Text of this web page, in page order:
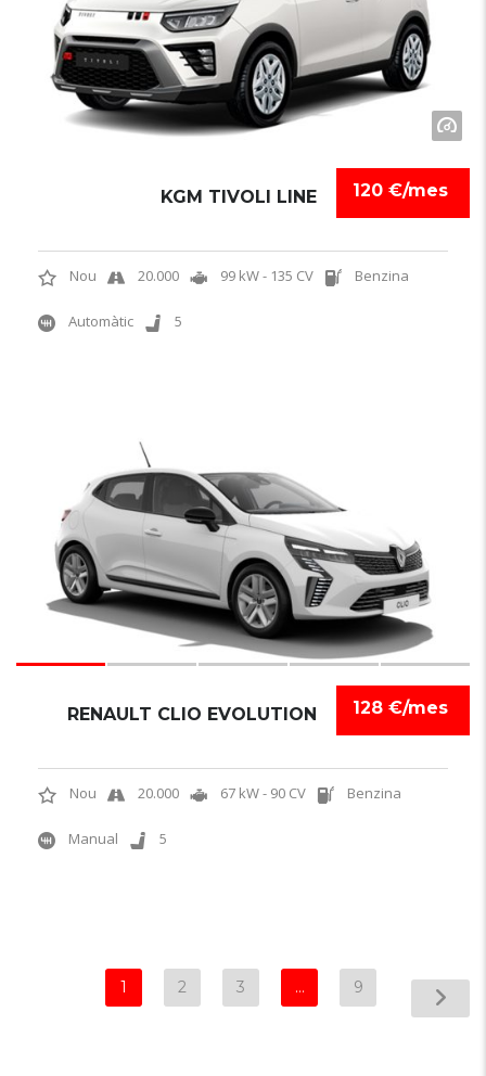
120 €/mes
KGM TIVOLI LINE
Nou 20.000 99 kW - 135 CV Benzina
Automàtic 5
128 €/mes
RENAULT CLIO EVOLUTION
Nou 20.000 67 kW - 90 CV Benzina
Manual 5
1 2 3 … 9